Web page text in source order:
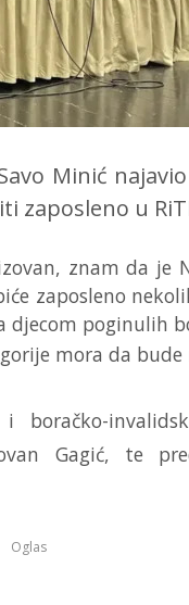
Minić
zaposleno u
znam da je
zaposleno
djecom poginulih
mora da bude
Gagić, te
Oglas